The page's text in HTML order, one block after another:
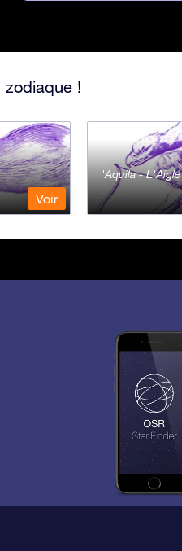
zodiaque !
Voir
Aquila - L'Aigle